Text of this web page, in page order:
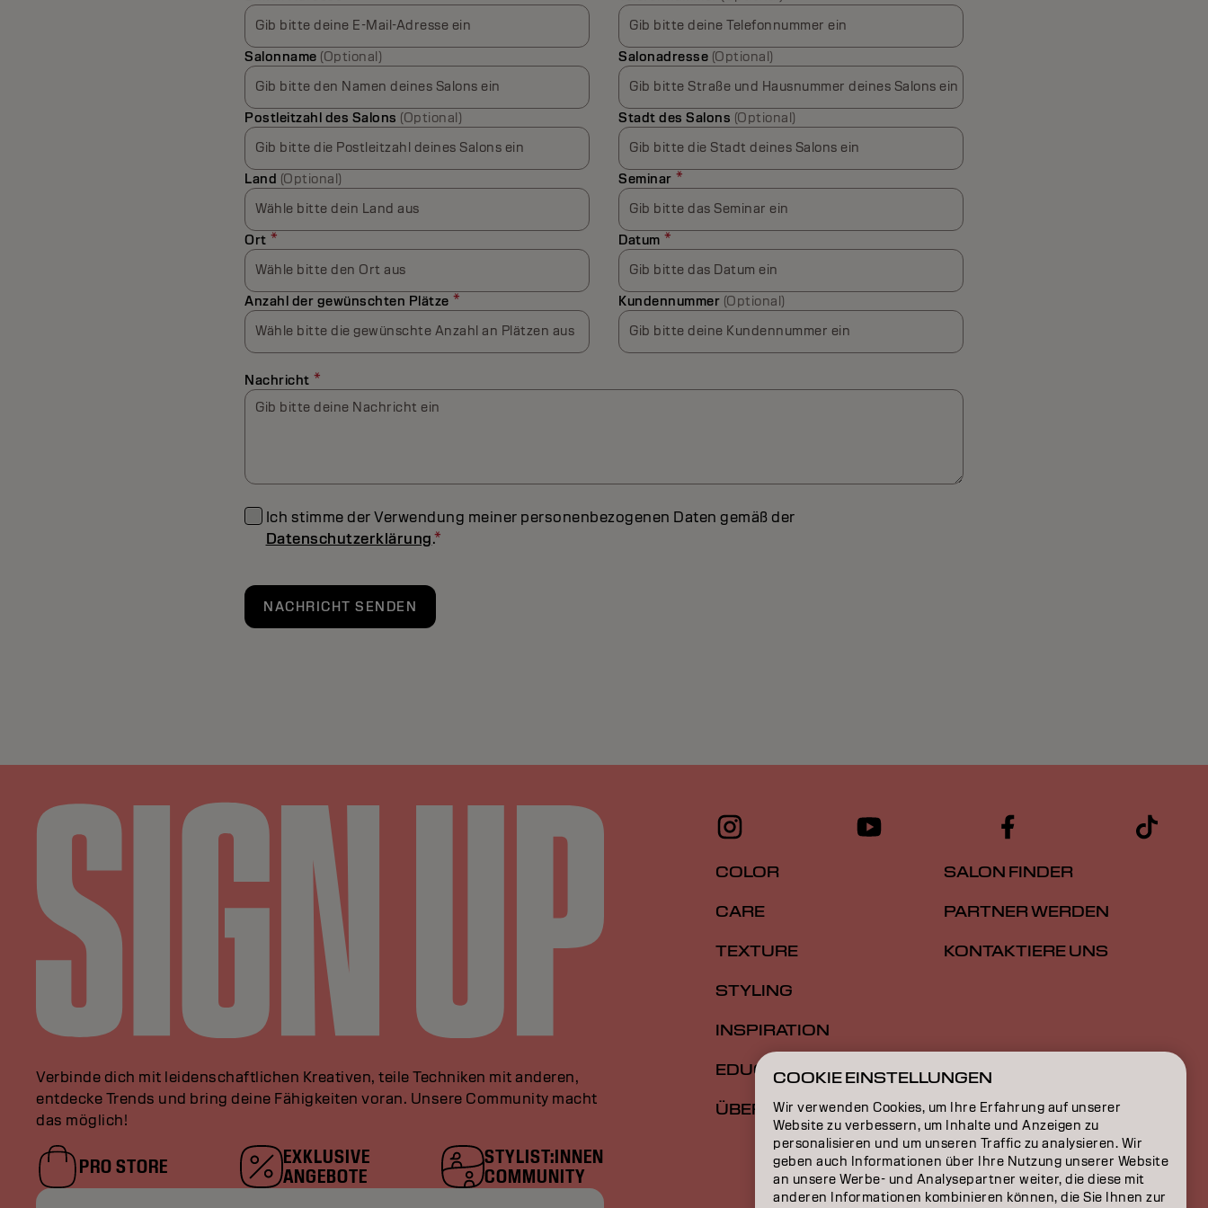
Gib bitte deine E-Mail-Adresse ein
Gib bitte deine Telefonnummer ein
Salonname (Optional)
Gib bitte den Namen deines Salons ein
Salonadresse (Optional)
Gib bitte Straße und Hausnummer deines Salons ein
Postleitzahl des Salons (Optional)
Gib bitte die Postleitzahl deines Salons ein
Stadt des Salons (Optional)
Gib bitte die Stadt deines Salons ein
Land (Optional)
Wähle bitte dein Land aus
Seminar *
Gib bitte das Seminar ein
Ort *
Wähle bitte den Ort aus
Datum *
Gib bitte das Datum ein
Anzahl der gewünschten Plätze *
Wähle bitte die gewünschte Anzahl an Plätzen aus
Kundennummer (Optional)
Gib bitte deine Kundennummer ein
Nachricht *
Gib bitte deine Nachricht ein
Ich stimme der Verwendung meiner personenbezogenen Daten gemäß der
Datenschutzerklärung.*
Verbinde dich mit leidenschaftlichen Kreativen, teile Techniken mit anderen,
entdecke Trends und bring deine Fähigkeiten voran. Unsere Community macht
das möglich!
PRO STORE
EXKLUSIVE
ANGEBOTE
STYLIST:INNEN
COMMUNITY
COLOR
CARE
TEXTURE
STYLING
INSPIRATION
EDUCATION
ÜBER
SALON FINDER
PARTNER WERDEN
KONTAKTIERE UNS
COOKIE EINSTELLUNGEN
Wir verwenden Cookies, um Ihre Erfahrung auf unserer
Website zu verbessern, um Inhalte und Anzeigen zu
personalisieren und um unseren Traffic zu analysieren. Wir
geben auch Informationen über Ihre Nutzung unserer Website
an unsere Werbe- und Analysepartner weiter, die diese mit
anderen Informationen kombinieren können, die Sie Ihnen zur